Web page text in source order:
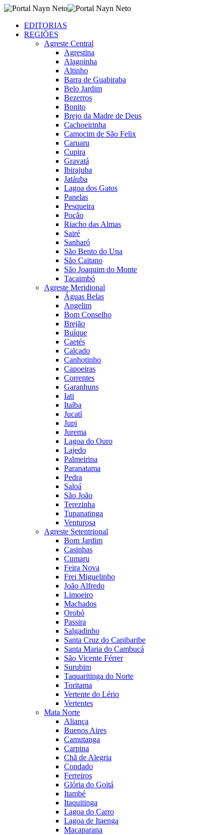
EDITORIAS
REGIÕES
Agreste Central
Agrestina
Alagoinha
Altinho
Barra de Guabiraba
Belo Jardim
Bezerros
Bonito
Brejo da Madre de Deus
Cachoeirinha
Camocim de São Felix
Caruaru
Cupira
Gravatá
Ibirajuba
Jatáuba
Lagoa dos Gatos
Panelas
Pesqueira
Poção
Riacho das Almas
Sairé
Sanharó
São Bento do Una
São Caitano
São Joaquim do Monte
Tacaimbó
Agreste Meridional
Águas Belas
Angelim
Bom Conselho
Brejão
Buíque
Caetés
Calçado
Canhotinho
Capoeiras
Correntes
Garanhuns
Iati
Itaíba
Jucatí
Jupi
Jurema
Lagoa do Ouro
Lajedo
Palmeirina
Paranatama
Pedra
Saloá
São João
Terezinha
Tupanatinga
Venturosa
Agreste Setentrional
Bom Jardim
Casinhas
Cumaru
Feira Nova
Frei Miguelinho
João Alfredo
Limoeiro
Machados
Orobó
Passira
Salgadinho
Santa Cruz do Capibaribe
Santa Maria do Cambucá
São Vicente Férrer
Surubim
Taquaritinga do Norte
Toritama
Vertente do Lério
Vertentes
Mata Norte
Aliança
Buenos Aires
Camutanga
Carpina
Chã de Alegria
Condado
Ferreiros
Glória do Goitá
Itambé
Itaquitinga
Lagoa do Carro
Lagoa de Itaenga
Macaparana